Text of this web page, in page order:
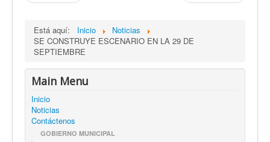
Está aquí: Inicio
Noticias
SE CONSTRUYE ESCENARIO EN LA 29 DE
SEPTIEMBRE
Main Menu
Inicio
Noticias
Contáctenos
GOBIERNO MUNICIPAL